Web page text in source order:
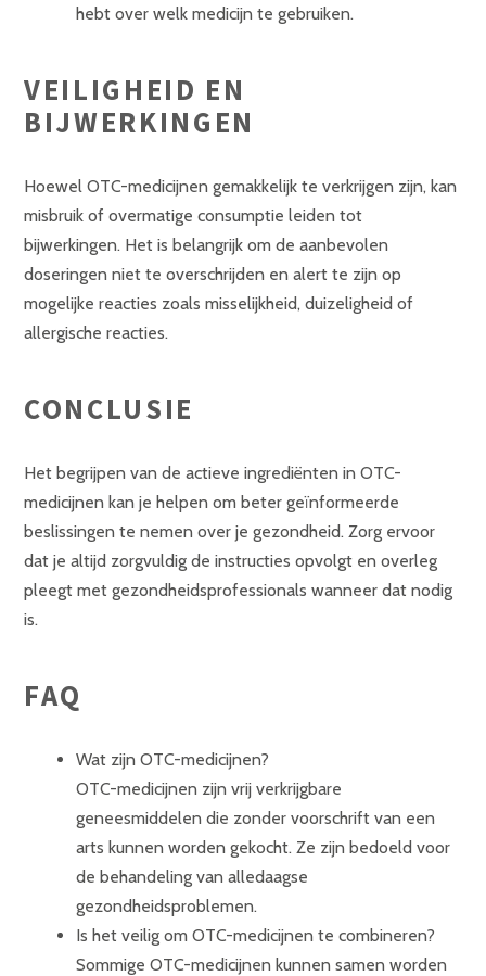
hebt over welk medicijn te gebruiken.
VEILIGHEID EN
BIJWERKINGEN
Hoewel OTC-medicijnen gemakkelijk te verkrijgen zijn, kan
misbruik of overmatige consumptie leiden tot
bijwerkingen. Het is belangrijk om de aanbevolen
doseringen niet te overschrijden en alert te zijn op
mogelijke reacties zoals misselijkheid, duizeligheid of
allergische reacties.
CONCLUSIE
Het begrijpen van de actieve ingrediënten in OTC-
medicijnen kan je helpen om beter geïnformeerde
beslissingen te nemen over je gezondheid. Zorg ervoor
dat je altijd zorgvuldig de instructies opvolgt en overleg
pleegt met gezondheidsprofessionals wanneer dat nodig
is.
FAQ
Wat zijn OTC-medicijnen?
OTC-medicijnen zijn vrij verkrijgbare
geneesmiddelen die zonder voorschrift van een
arts kunnen worden gekocht. Ze zijn bedoeld voor
de behandeling van alledaagse
gezondheidsproblemen.
Is het veilig om OTC-medicijnen te combineren?
Sommige OTC-medicijnen kunnen samen worden